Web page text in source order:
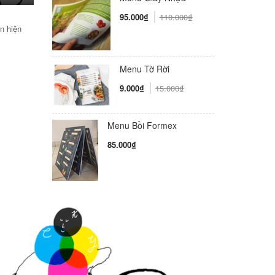
hiện
95.000₫ 110.000₫
Menu Tờ Rời
9.000₫ 15.000₫
Menu Bồi Formex
85.000₫